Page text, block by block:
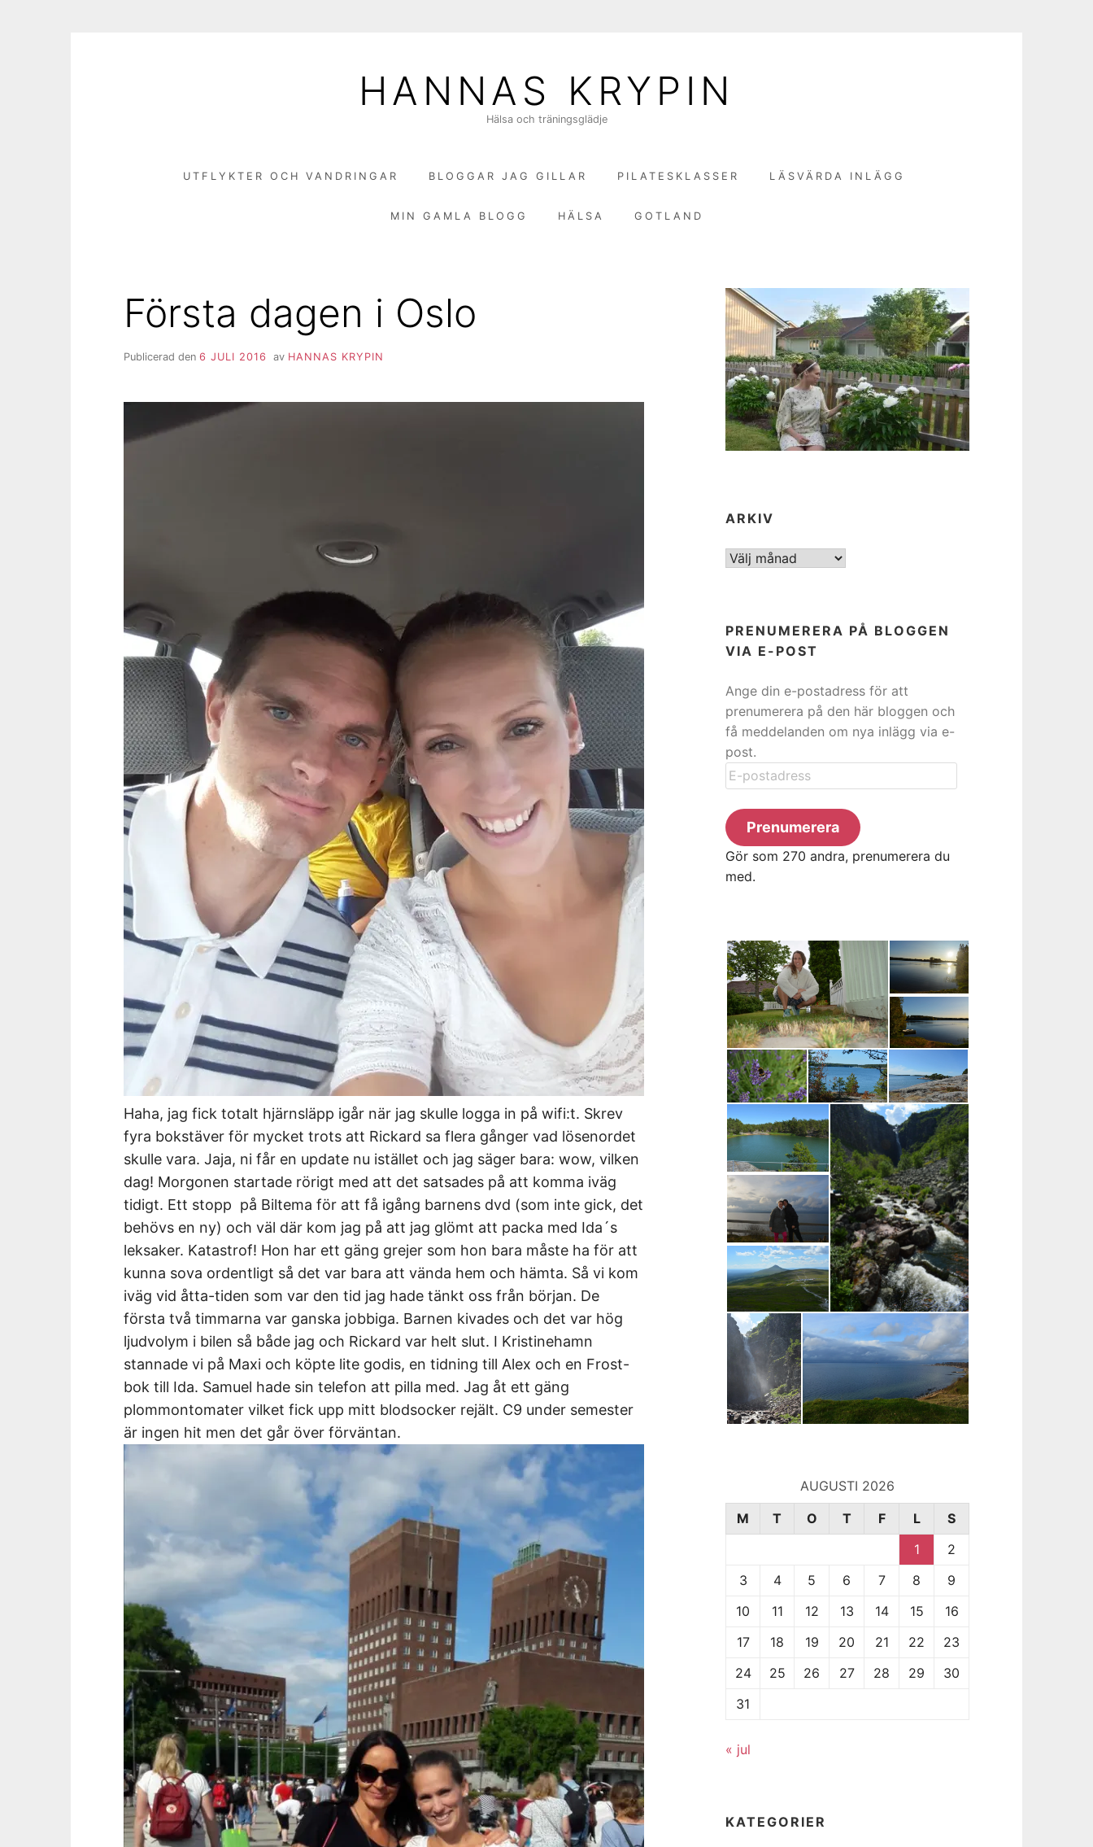
HANNAS KRYPIN
Hälsa och träningsglädje
UTFLYKTER OCH VANDRINGAR BLOGGAR JAG GILLAR PILATESKLASSER LÄSVÄRDA INLÄGG
MIN GAMLA BLOGG HÄLSA GOTLAND
Första dagen i Oslo
Publicerad den 6 JULI 2016 av HANNAS KRYPIN
Haha, jag fick totalt hjärnsläpp igår när jag skulle logga in på wifi:t. Skrev
fyra bokstäver för mycket trots att Rickard sa flera gånger vad lösenordet
skulle vara. Jaja, ni får en update nu istället och jag säger bara: wow, vilken
dag! Morgonen startade rörigt med att det satsades på att komma iväg
tidigt. Ett stopp på Biltema för att få igång barnens dvd (som inte gick, det
behövs en ny) och väl där kom jag på att jag glömt att packa med Ida´s
leksaker. Katastrof! Hon har ett gäng grejer som hon bara måste ha för att
kunna sova ordentligt så det var bara att vända hem och hämta. Så vi kom
iväg vid åtta-tiden som var den tid jag hade tänkt oss från början. De
första två timmarna var ganska jobbiga. Barnen kivades och det var hög
ljudvolym i bilen så både jag och Rickard var helt slut. I Kristinehamn
stannade vi på Maxi och köpte lite godis, en tidning till Alex och en Frost-
bok till Ida. Samuel hade sin telefon att pilla med. Jag åt ett gäng
plommontomater vilket fick upp mitt blodsocker rejält. C9 under semester
är ingen hit men det går över förväntan.
ARKIV
ARKIV
PRENUMERERA PÅ BLOGGEN
VIA E-POST
Ange din e-postadress för att
prenumerera på den här bloggen och
få meddelanden om nya inlägg via e-
post.
E-
postadress
Prenumerera
Gör som 270 andra, prenumerera du
med.
AUGUSTI 2026
M
T O T F L
S
1
2
3
4 5 6 7 8
9
10
11 12 13 14 15
16
17
18 19 20 21 22
23
24
25 26 27 28 29
30
31
« jul
KATEGORIER